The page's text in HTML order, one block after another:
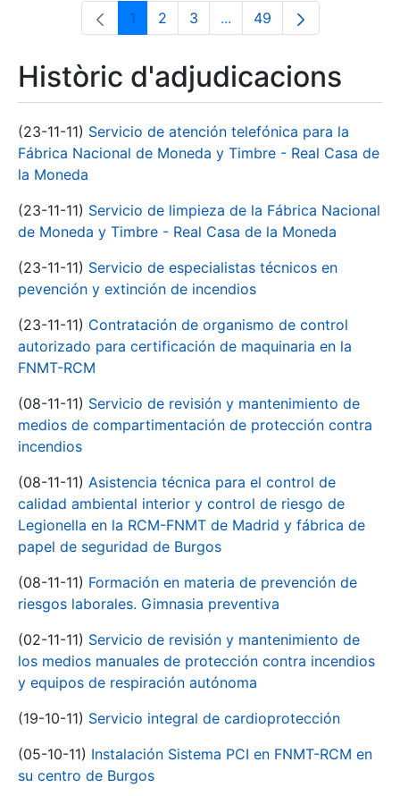
Pàgina
1 Pàgina
2 Pàgina
3 ...Pàgines intermèdies
Pàgina
49
Històric d'adjudicacions
(23-11-11) Servicio de atención telefónica para la
Fábrica Nacional de Moneda y Timbre - Real Casa de
la Moneda
(23-11-11) Servicio de limpieza de la Fábrica Nacional
de Moneda y Timbre - Real Casa de la Moneda
(23-11-11) Servicio de especialistas técnicos en
pevención y extinción de incendios
(23-11-11) Contratación de organismo de control
autorizado para certificación de maquinaria en la
FNMT-RCM
(08-11-11) Servicio de revisión y mantenimiento de
medios de compartimentación de protección contra
incendios
(08-11-11) Asistencia técnica para el control de
calidad ambiental interior y control de riesgo de
Legionella en la RCM-FNMT de Madrid y fábrica de
papel de seguridad de Burgos
(08-11-11) Formación en materia de prevención de
riesgos laborales. Gimnasia preventiva
(02-11-11) Servicio de revisión y mantenimiento de
los medios manuales de protección contra incendios
y equipos de respiración autónoma
(19-10-11) Servicio integral de cardioprotección
(05-10-11) Instalación Sistema PCI en FNMT-RCM en
su centro de Burgos